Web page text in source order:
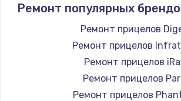
1400 руб.
Заказать
Замена / ремонт
управления
600 руб.
Ремонт популярных
Ремонт прицелов
Ремонт прицелов
Ремонт прицелов
Ремонт прицелов
Ремонт прицелов